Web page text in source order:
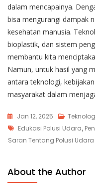
dalam mencapainya.
bisa mengurangi dampak
kesehatan manusia.
bioplastik, dan sistem
membantu kita
Namun, untuk hasil yang
antara teknologi,
masyarakat dalam
Jan 12, 2025
Tags
Edukasi Polusi Udara,
Saran Tentang Polusi Udara
About the Author